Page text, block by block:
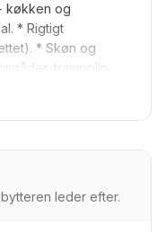
køkken og
* Rigtigt
* Skøn og
trampolin
og bænke.
Ønskes
åbne for andre
💰 Pris op til maks
leder efter.